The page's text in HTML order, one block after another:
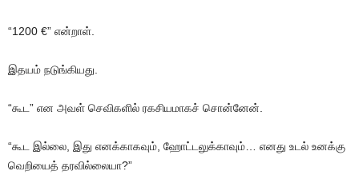
“1200 €” என்றாள்.
இதயம் நடுங்கியது.
“கூட” என அவள் செவிகளில் ரகசியமாகச் சொன்னேன்.
“கூட இல்லை, இது எனக்காகவும், ஹோட்டலுக்காவும்… எனது உடல் உனக்கு
வெறியைத் தரவில்லையா?”